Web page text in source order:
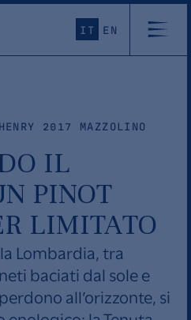
IT EN
2017 MAZZOLINO
IL
PINOT
LIMITATO
Lombardia, tra
baciati dal sole e
all’orizzonte, si